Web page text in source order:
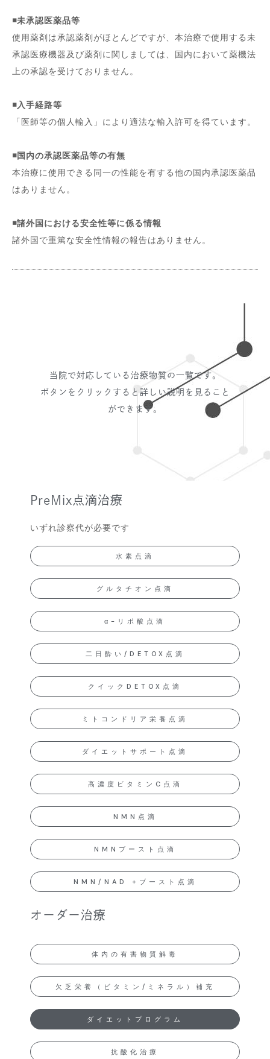
◾️未承認医薬品等
使用薬剤は承認薬剤がほとんどですが、本治療で使用する未
承認医療機器及び薬剤に関しましては、国内において薬機法
上の承認を受けておりません。
◾️入手経路等
「医師等の個人輸入」により適法な輸入許可を得ています。
◾️国内の承認医薬品等の有無
本治療に使用できる同一の性能を有する他の国内承認医薬品
はありません。
◾️諸外国における安全性等に係る情報
諸外国で重篤な安全性情報の報告はありません。
当院で対応している治療物質の一覧です。
ボタンをクリックすると詳しい説明を見ること
ができます。
PreMix点滴治療
いずれ診察代が必要です
水素点滴
グルタチオン点滴
α-リポ酸点滴
二日酔い/DETOX点滴
クイックDETOX点滴
ミトコンドリア栄養点滴
ダイエットサポート点滴
高濃度ビタミンC点滴
NMN点滴
NMNブースト点滴
NMN/NAD +ブースト点滴
オーダー治療
体内の有害物質解毒
欠乏栄養（ビタミン/ミネラル）補充
ダイエットプログラム
抗酸化治療